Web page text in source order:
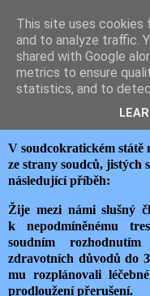
JEMELIK
úterý 22. září 2020
V soudcokratickém státě
ze strany soudců, jistých
následující příběh:
Žije mezi námi slušný
k nepodmíněnému
soudním
zdravotních důvodů do
mu rozplánovali
prodloužení přerušení.
This site uses cookies
and to analyze traffic.
shared with Google
metrics to ensure
statistics, and to